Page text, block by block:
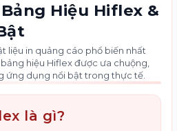
Hiệu Hiflex &
liệu in quảng cáo phổ biến nhất
hiệu Hiflex được ưa chuộng,
ứng dụng nổi bật trong thực tế.
là gì?